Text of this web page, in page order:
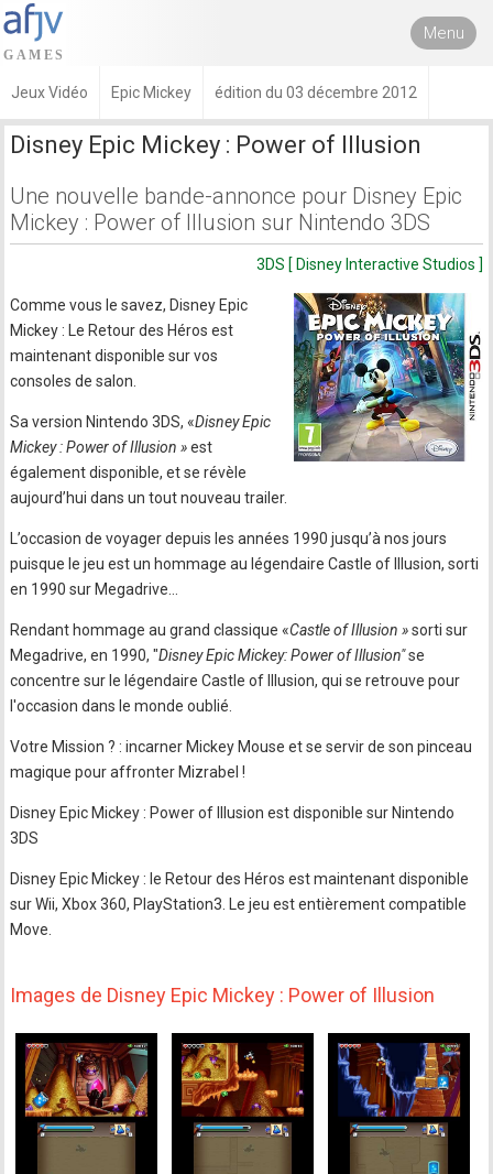
Menu
Jeux Vidéo Epic Mickey édition du 03 décembre 2012
Disney Epic Mickey : Power of Illusion
Une nouvelle bande-annonce pour Disney Epic
Mickey : Power of Illusion sur Nintendo 3DS
3DS [ Disney Interactive Studios ]
Comme vous le savez, Disney Epic
Mickey : Le Retour des Héros est
maintenant disponible sur vos
consoles de salon.
Sa version Nintendo 3DS, «Disney Epic
Mickey : Power of Illusion »est
également disponible, et se révèle
aujourd’hui dans un tout nouveau trailer.
L’occasion de voyager depuis les années 1990 jusqu’à nos jours
puisque le jeu est un hommage au légendaire Castle of Illusion, sorti
en 1990 sur Megadrive…
Rendant hommage au grand classique «Castle of Illusion »sorti sur
Megadrive, en 1990, "Disney Epic Mickey: Power of Illusion"se
concentre sur le légendaire Castle of Illusion, qui se retrouve pour
l'occasion dans le monde oublié.
Votre Mission ? : incarner Mickey Mouse et se servir de son pinceau
magique pour affronter Mizrabel !
Disney Epic Mickey : Power of Illusion est disponible sur Nintendo
3DS
Disney Epic Mickey : le Retour des Héros est maintenant disponible
sur Wii, Xbox 360, PlayStation3. Le jeu est entièrement compatible
Move.
Images de Disney Epic Mickey : Power of Illusion